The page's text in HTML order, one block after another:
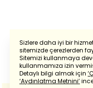
Sizlere daha iyi bir
sitemizde çerezlerden
Sitemizi kullanmaya
kullanmamıza izin
Detaylı bilgi almak için
‘Aydınlatma Metnini’
Powered by